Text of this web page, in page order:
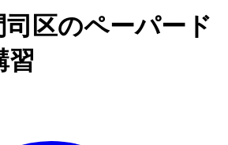
区のペーパード
習